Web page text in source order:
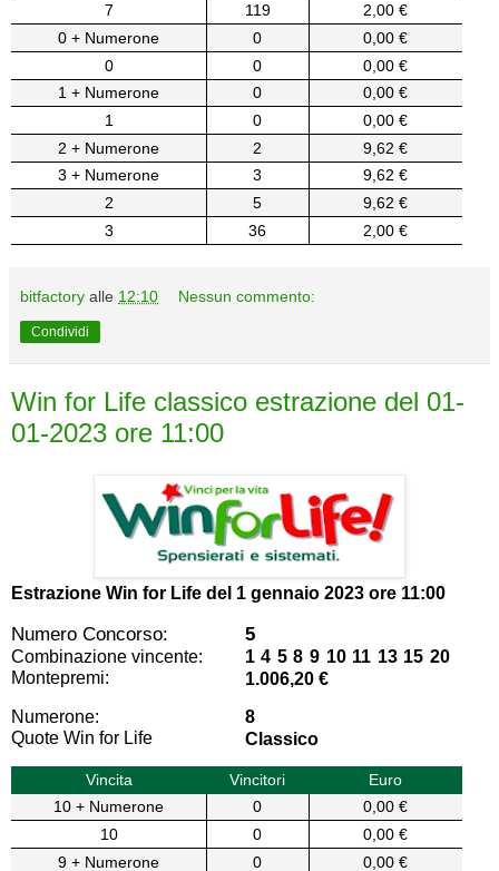
7
119
2,00 €
0 + Numerone
0
0,00 €
0
0
0,00 €
1 + Numerone
0
0,00 €
1
0
0,00 €
2 + Numerone
2
9,62 €
3 + Numerone
3
9,62 €
2
5
9,62 €
3
36 2,00 €
bitfactory alle 12:10 Nessun commento:
Condividi
Win for Life classico estrazione del 01-
01-2023 ore 11:00
Estrazione Win for Life del 1 gennaio 2023 ore 11:00
Numero Concorso: 5
Combinazione vincente:
1 4 5 8 9 10 11 13 15 20
Montepremi:
1.006,20 €
Numerone:
8
Quote Win for Life
Classico
Vincita Vincitori
Euro
10 + Numerone
0
0,00 €
10
0
0,00 €
9 + Numerone
0
0,00 €